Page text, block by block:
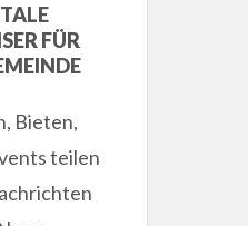
FÜR
Bieten,
teilen